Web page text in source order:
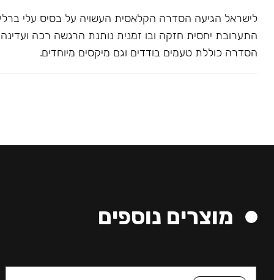
לישראל הגיעה הסדרה הקלאסית העשויה על בסיס עלי
התערובת יחסית חזקה ובו זמנית נותנת הרגשה רכה ועדינה
הסדרה כוללת טעמים בודדים וגם מיקסים מיוחדים.
מוצרים נוספים